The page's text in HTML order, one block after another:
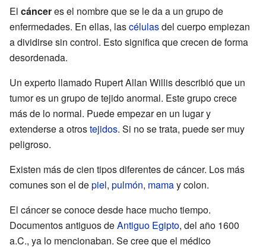
El cánceres el nombre que se le da a un grupo de
enfermedades. En ellas, lascélulasdel cuerpo empiezan
a dividirse sin control. Esto significa que crecen de forma
desordenada.
Un experto llamado Rupert Allan Willis describió que un
tumor es un grupo de tejido anormal. Este grupo crece
más de lo normal. Puede empezar en un lugar y
extenderse a otrostejidos. Si no se trata, puede ser muy
peligroso.
Existen más de cien tipos diferentes de cáncer. Los más
comunes son el depiel, pulmón, mamay colon.
El cáncer se conoce desde hace mucho tiempo.
Documentos antiguos deAntiguo Egipto, del año 1600
a.C., ya lo mencionaban. Se cree que el médico